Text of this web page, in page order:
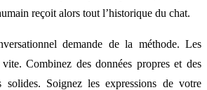
reçoit alors tout l’historique du chat.
demande de la méthode. Les
Combinez des données propres et des
solides. Soignez les expressions de votre